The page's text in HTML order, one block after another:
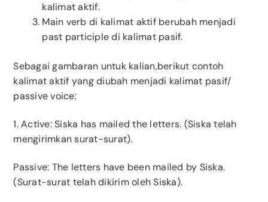
kalimat aktif.
Main verb di kalimat aktif berubah menjadi
past participle di kalimat pasif.
Sebagai gambaran untuk kalian,berikut contoh
kalimat aktif yang diubah menjadi kalimat pasif/
passive voice:
1. Active: Siska has mailed the letters. (Siska telah
mengirimkan surat-surat).
Passive: The letters have been mailed by Siska.
(Surat-surat telah dikirim oleh Siska).